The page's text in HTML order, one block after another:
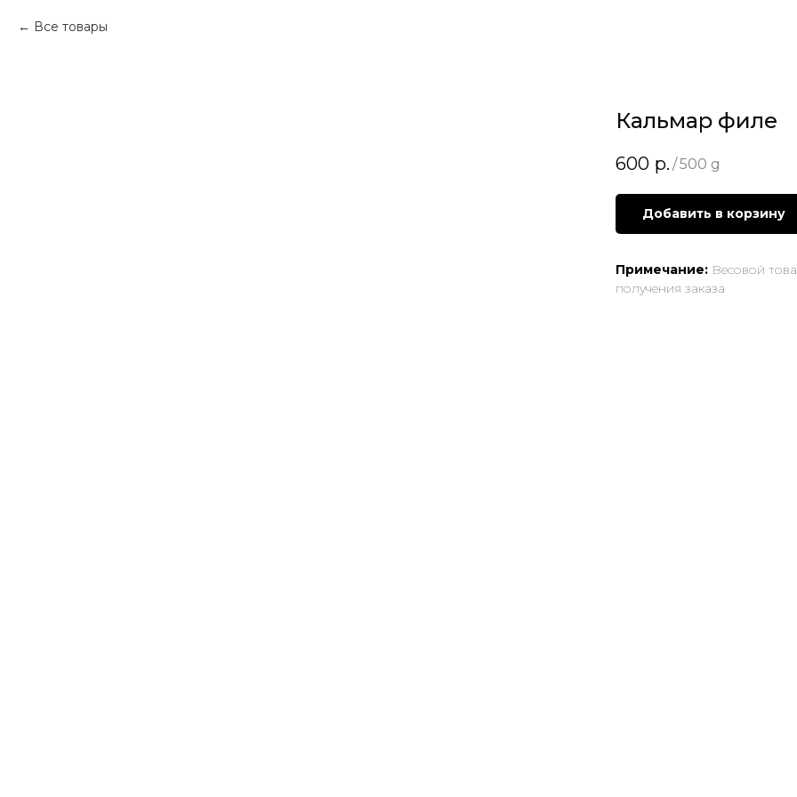
Все товары
Кальмар филе
600 р. /500 g
Добавить в корзину
Примечание: Весовой
получения заказа